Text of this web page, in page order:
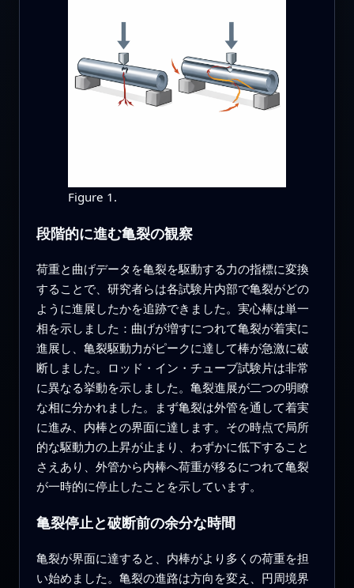
Figure 1.
段階的に進む亀裂の観察
荷重と曲げデータを亀裂を駆動する力の指標に変換
することで、研究者らは各試験片内部で亀裂がどの
ように進展したかを追跡できました。実心棒は単一
相を示しました：曲げが増すにつれて亀裂が着実に
進展し、亀裂駆動力がピークに達して棒が急激に破
断しました。ロッド・イン・チューブ試験片は非常
に異なる挙動を示しました。亀裂進展が二つの明瞭
な相に分かれました。まず亀裂は外管を通して着実
に進み、内棒との界面に達します。その時点で局所
的な駆動力の上昇が止まり、わずかに低下すること
さえあり、外管から内棒へ荷重が移るにつれて亀裂
が一時的に停止したことを示しています。
亀裂停止と破断前の余分な時間
亀裂が界面に達すると、内棒がより多くの荷重を担
い始めました。亀裂の進路は方向を変え、円周境界